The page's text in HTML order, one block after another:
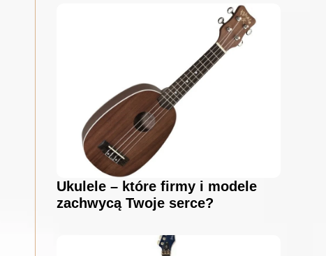
Ukulele – które firmy i modele
zachwycą Twoje serce?